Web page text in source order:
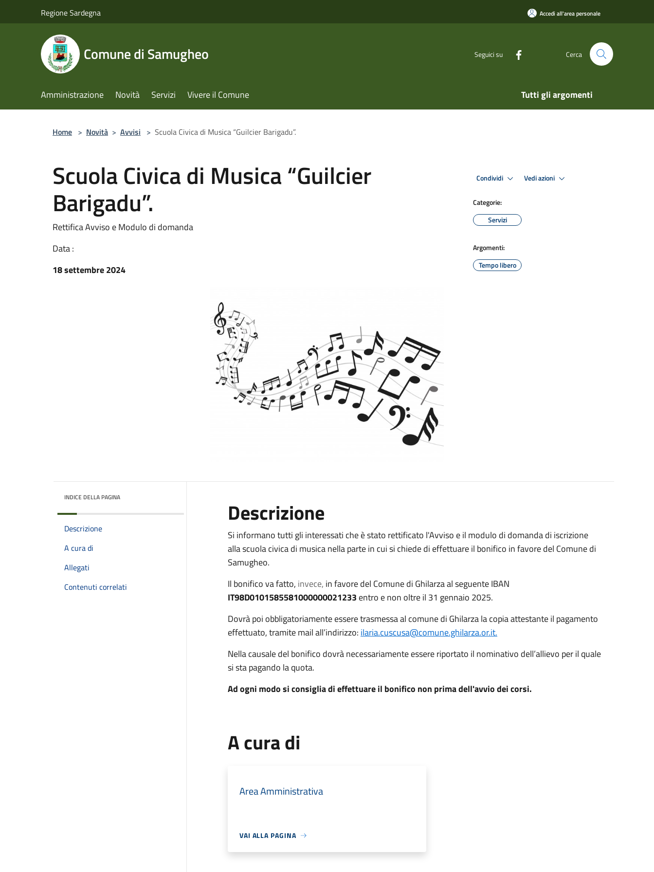
Regione Sardegna Accedi all'area personale
Comune di Samugheo Seguici su Cerca
Amministrazione Novità Servizi Vivere il Comune Tutti gli argomenti
Home > Novità > Avvisi > Scuola Civica di Musica “Guilcier Barigadu”.
Scuola Civica di Musica “Guilcier
Barigadu”.
Rettifica Avviso e Modulo di domanda
Data :
18 settembre 2024
Condividi Vedi azioni
Categorie:
Servizi
Argomenti:
Tempo libero
INDICE DELLA PAGINA
Descrizione
A cura di
Allegati
Contenuti correlati
Descrizione
Si informano tutti gli interessati che è stato rettificato l'Avviso e il modulo di domanda di iscrizione
alla scuola civica di musica nella parte in cui si chiede di effettuare il bonifico in favore del Comune di
Samugheo.
Il bonifico va fatto, invece, in favore del Comune di Ghilarza al seguente IBAN
IT98D0101585581000000021233 entro e non oltre il 31 gennaio 2025.
Dovrà poi obbligatoriamente essere trasmessa al comune di Ghilarza la copia attestante il pagamento
effettuato, tramite mail all’indirizzo: ilaria.cuscusa@comune.ghilarza.or.it.
Nella causale del bonifico dovrà necessariamente essere riportato il nominativo dell’allievo per il quale
si sta pagando la quota.
Ad ogni modo si consiglia di effettuare il bonifico non prima dell'avvio dei corsi.
A cura di
Area Amministrativa
VAI ALLA PAGINA